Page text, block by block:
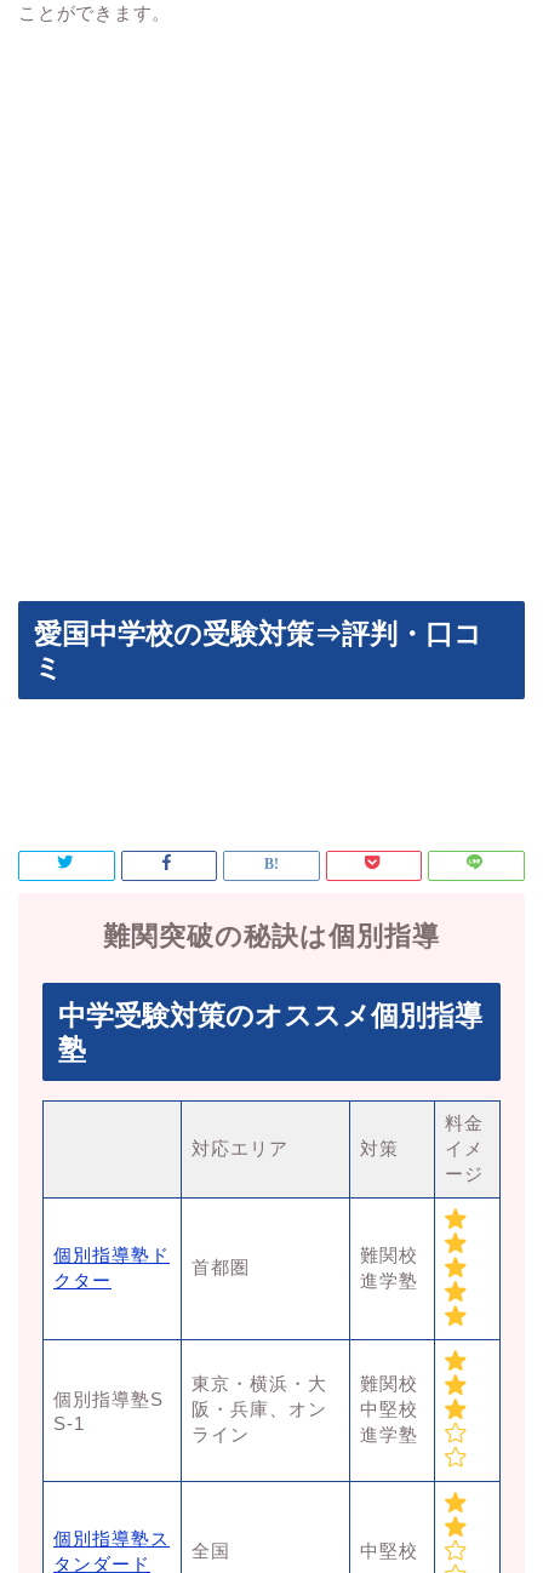
ことができます。
愛国中学校の受験対策⇒評判・口コ
ミ
難関突破の秘訣は個別指導
中学受験対策のオススメ個別指導
塾
対応エリア 対策
料金
イメ
ージ
個別指導塾ド
クター
首都圏
難関校
進学塾
個別指導塾S
S-1
東京・横浜・大
阪・兵庫、オン
ライン
難関校
中堅校
進学塾
個別指導塾ス
タンダード
全国 中堅校